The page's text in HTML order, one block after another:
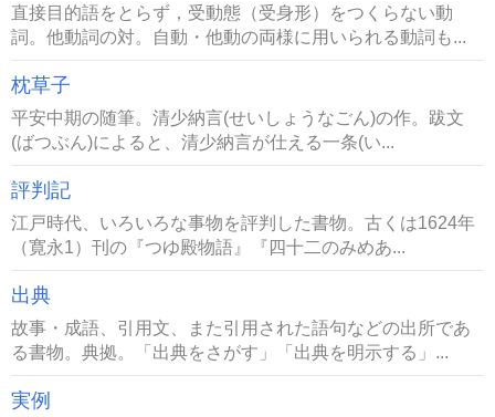
直接目的語をとらず，受動態（受身形）をつくらない動
詞。他動詞の対。自動・他動の両様に用いられる動詞も...
枕草子
平安中期の随筆。清少納言(せいしょうなごん)の作。跋文
(ばつぶん)によると、清少納言が仕える一条(い...
評判記
江戸時代、いろいろな事物を評判した書物。古くは1624年
（寛永1）刊の『つゆ殿物語』『四十二のみめあ...
出典
故事・成語、引用文、また引用された語句などの出所であ
る書物。典拠。「出典をさがす」「出典を明示する」...
実例